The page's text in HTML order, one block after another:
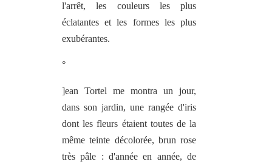
l'arrêt, les couleurs les plus
éclatantes et les formes les plus
exubérantes.
°
]ean Tortel me montra un jour,
dans son jardin, une rangée d'iris
dont les fleurs étaient toutes de la
même teinte décolorée, brun rose
très pâle : d'année en année, de